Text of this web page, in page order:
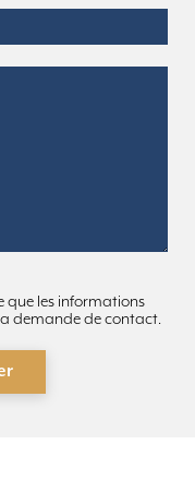
que les informations
demande de contact.